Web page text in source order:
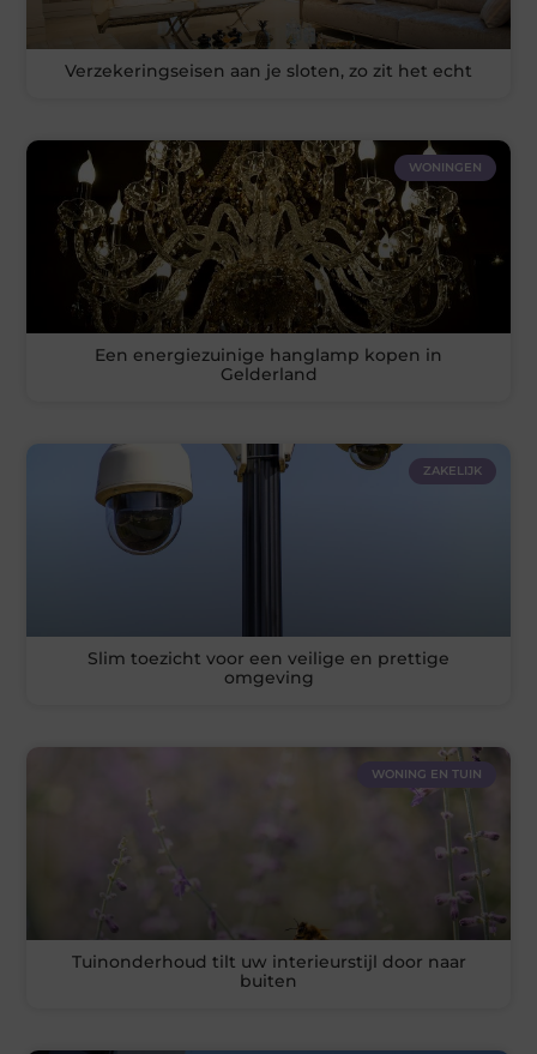
Verzekeringseisen aan je sloten, zo zit het echt
WONINGEN
Een energiezuinige hanglamp kopen in
Gelderland
ZAKELIJK
Slim toezicht voor een veilige en prettige
omgeving
WONING EN TUIN
Tuinonderhoud tilt uw interieurstijl door naar
buiten